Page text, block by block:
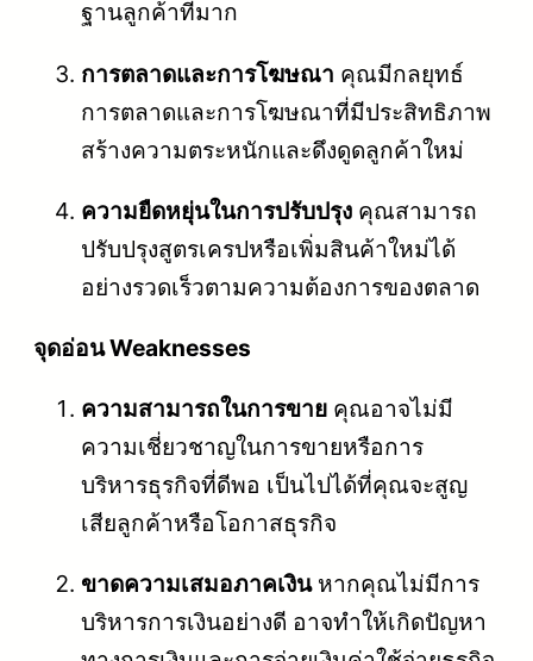
ฐานลูกค้าที่มาก
การตลาดและการโฆษณา คุณมีกลยุทธ์
การตลาดและการโฆษณาที่มีประสิทธิภาพ
สร้างความตระหนักและดึงดูดลูกค้าใหม่
ความยืดหยุ่นในการปรับปรุง คุณสามารถ
ปรับปรุงสูตรเครปหรือเพิ่มสินค้าใหม่ได้
อย่างรวดเร็วตามความต้องการของตลาด
จุดอ่อน Weaknesses
ความสามารถในการขาย คุณอาจไม่มี
ความเชี่ยวชาญในการขายหรือการ
บริหารธุรกิจที่ดีพอ เป็นไปได้ที่คุณจะสูญ
เสียลูกค้าหรือโอกาสธุรกิจ
ขาดความเสมอภาคเงินหากคุณไม่มีการ
บริหารการเงินอย่างดี อาจทำให้เกิดปัญหา